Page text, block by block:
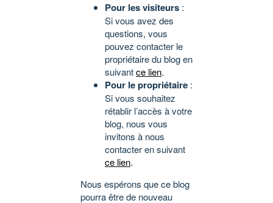
Pour les visiteurs :
Si vous avez des
questions, vous
pouvez contacter le
propriétaire du blog en
suivantce lien.
Pour le propriétaire :
Si vous souhaitez
rétablir l’accès à votre
blog, nous vous
invitons à nous
contacter en suivant
ce lien.
Nous espérons que ce blog
pourra être de nouveau